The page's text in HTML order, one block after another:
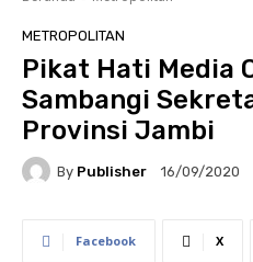
METROPOLITAN
Pikat Hati Media
Sambangi
Provinsi Jambi
By Publisher 16/09/2020
Facebook X